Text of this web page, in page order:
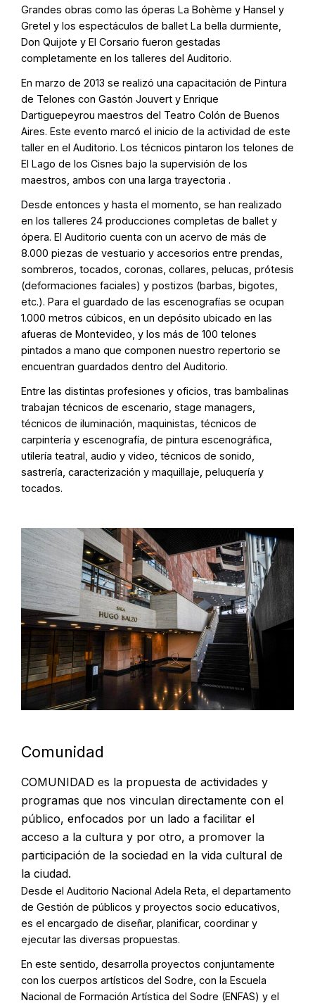
Grandes obras como las óperas La Bohème y Hansel y
Gretel y los espectáculos de ballet La bella durmiente,
Don Quijote y El Corsario fueron gestadas
completamente en los talleres del Auditorio.
En marzo de 2013 se realizó una capacitación de Pintura
de Telones con Gastón Jouvert y Enrique
Dartiguepeyrou maestros del Teatro Colón de Buenos
Aires. Este evento marcó el inicio de la actividad de este
taller en el Auditorio. Los técnicos pintaron los telones de
El Lago de los Cisnes bajo la supervisión de los
maestros, ambos con una larga trayectoria .
Desde entonces y hasta el momento, se han realizado
en los talleres 24 producciones completas de ballet y
ópera. El Auditorio cuenta con un acervo de más de
8.000 piezas de vestuario y accesorios entre prendas,
sombreros, tocados, coronas, collares, pelucas, prótesis
(deformaciones faciales) y postizos (barbas, bigotes,
etc.). Para el guardado de las escenografías se ocupan
1.000 metros cúbicos, en un depósito ubicado en las
afueras de Montevideo, y los más de 100 telones
pintados a mano que componen nuestro repertorio se
encuentran guardados dentro del Auditorio.
Entre las distintas profesiones y oficios, tras bambalinas
trabajan técnicos de escenario, stage managers,
técnicos de iluminación, maquinistas, técnicos de
carpintería y escenografía, de pintura escenográfica,
utilería teatral, audio y video, técnicos de sonido,
sastrería, caracterización y maquillaje, peluquería y
tocados.
Comunidad
COMUNIDAD es la propuesta de actividades y
programas que nos vinculan directamente con el
público, enfocados por un lado a facilitar el
acceso a la cultura y por otro, a promover la
participación de la sociedad en la vida cultural de
la ciudad.
Desde el Auditorio Nacional Adela Reta, el departamento
de Gestión de públicos y proyectos socio educativos,
es el encargado de diseñar, planificar, coordinar y
ejecutar las diversas propuestas.
En este sentido, desarrolla proyectos conjuntamente
con los cuerpos artísticos del Sodre, con la Escuela
Nacional de Formación Artística del Sodre (ENFAS) y el